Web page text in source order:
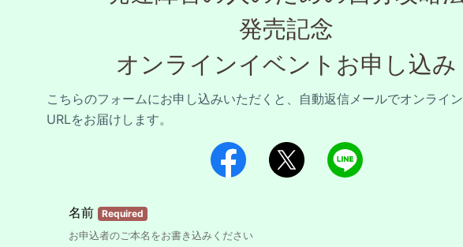
発売記念
オンラインイベントお申し込み
こちらのフォームにお申し込みいただくと、自動返信メールでオンライ
URLをお届けします。
名前 Required
お申込者のご本名をお書き込みください